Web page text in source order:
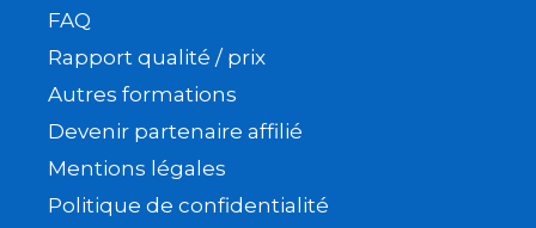
FAQ
Rapport qualité / prix
Autres formations
Devenir partenaire affilié
Mentions légales
Politique de confidentialité